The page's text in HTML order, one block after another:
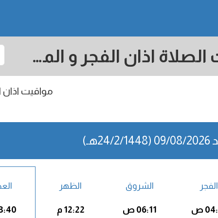
Kota Kinabalu: مواقيت الصلاة اذان الفجر و المغرب في اليوم - ماليزيا
مواقيت اذان
الفجر
ص
الشروق
06:11 ص
الظهر
12:22 م